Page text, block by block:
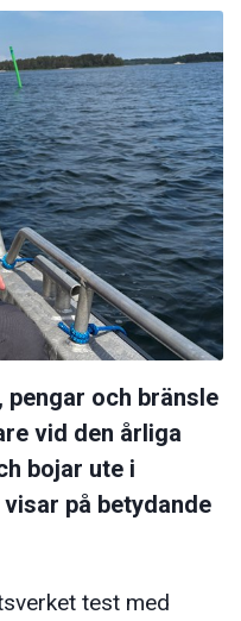
och bränsle
vid den årliga
bojar ute i
på betydande
test med